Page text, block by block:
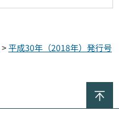
>平成30年（2018年）発行号